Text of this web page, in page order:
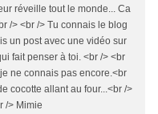
réveille tout le monde... Ca
/> <br /> Tu connais le blog
un post avec une vidéo sur
fait penser à toi. <br /> <br
ne connais pas encore.<br
cocotte allant au four...<br />
/> Mimie